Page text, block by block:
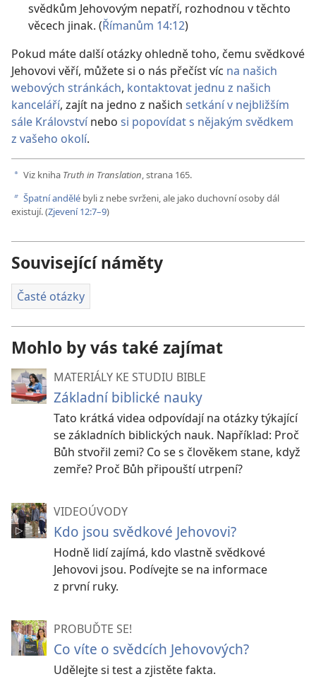
svědkům Jehovovým nepatří, rozhodnou v těchto
věcech jinak. (Římanům 14:12)
Pokud máte další otázky ohledně toho, čemu svědkové
Jehovovi věří, můžete si o nás přečíst víc na našich
webových stránkách, kontaktovat jednu z našich
kanceláří, zajít na jedno z našich setkání v nejbližším
sále Královstvínebo si popovídat s nějakým svědkem
z vašeho okolí.
a Viz kniha Truth in Translation, strana 165.
b Špatní andělé byli z nebe svrženi, ale jako duchovní osoby dál
existují. (Zjevení 12:7–9)
Související náměty
Časté otázky
Mohlo by vás také zajímat
MATERIÁLY KE STUDIU BIBLE
Základní biblické nauky
Tato krátká videa odpovídají na otázky týkající
se základních biblických nauk. Například: Proč
Bůh stvořil zemi? Co se s člověkem stane, když
zemře? Proč Bůh připouští utrpení?
VIDEOÚVODY
Kdo jsou svědkové Jehovovi?
Hodně lidí zajímá, kdo vlastně svědkové
Jehovovi jsou. Podívejte se na informace
z první ruky.
PROBUĎTE SE!
Co víte o svědcích Jehovových?
Udělejte si test a zjistěte fakta.